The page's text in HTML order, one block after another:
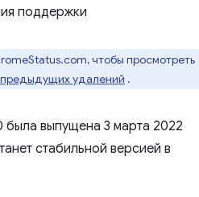
поддержки
чтобы просмотреть
предыдущих удалений .
была выпущена 3 марта 2022
стабильной версией в